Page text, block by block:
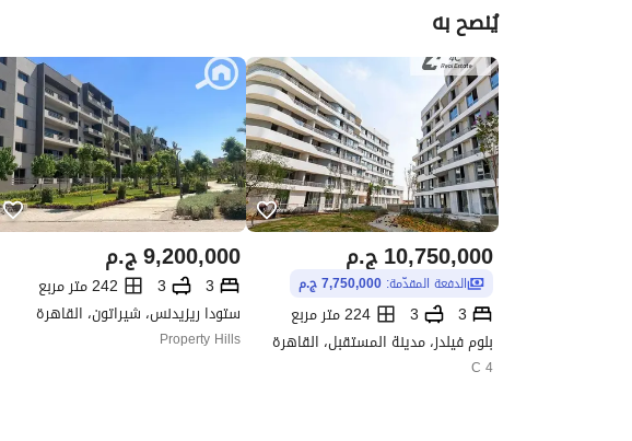
يُنصح به
ج.م10,750,000
الدفعة المقدّمة: 7,750,000 ج.م
3
3
224 متر مربع
بلوم فيلدز، مدينة المستقبل، القاهرة
4 C
ج.م9,200,000
3
3
242 متر مربع
ستودا ريزيدنس، شيراتون، القاهرة
Property Hills